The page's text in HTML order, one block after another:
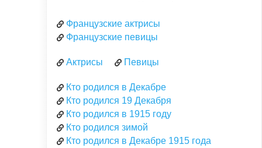
Французские актрисы
Французские певицы
Актрисы Певицы
Кто родился в Декабре
Кто родился 19 Декабря
Кто родился в 1915 году
Кто родился зимой
Кто родился в Декабре 1915 года